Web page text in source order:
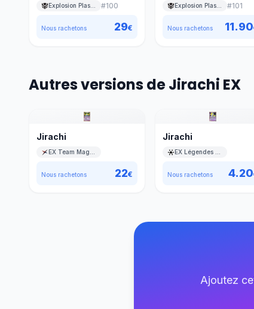
#100
Nous rachetons 29€
Explosion Plasma #101
Nous rachetons 11.90
Autres versions de Jirachi EX
Jirachi
Nous rachetons 22€
Jirachi
Nous rachetons 4.20
Ajoutez